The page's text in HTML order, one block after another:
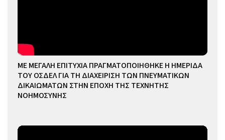
ΜΕ ΜΕΓΑΛΗ ΕΠΙΤΥΧΙΑ ΠΡΑΓΜΑΤΟΠΟΙΗΘΗΚΕ Η ΗΜΕΡΙΔΑ
ΤΟΥ ΟΣΔΕΛ ΓΙΑ ΤΗ ΔΙΑΧΕΙΡΙΣΗ ΤΩΝ ΠΝΕΥΜΑΤΙΚΩΝ
ΔΙΚΑΙΩΜΑΤΩΝ ΣΤΗΝ ΕΠΟΧΗ ΤΗΣ ΤΕΧΝΗΤΗΣ
ΝΟΗΜΟΣΥΝΗΣ